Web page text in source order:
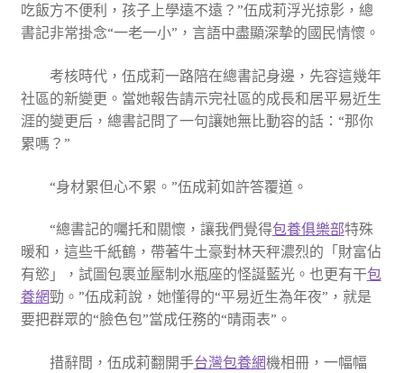
吃飯方不便利，孩子上學遠不遠？”伍成莉浮光掠影，總
書記非常掛念“一老一小”，言語中盡顯深摯的國民情懷。
考核時代，伍成莉一路陪在總書記身邊，先容這幾年
社區的新變更。當她報告請示完社區的成長和居平易近生
涯的變更后，總書記問了一句讓她無比動容的話：“那你
累嗎？”
“身材累但心不累。”伍成莉如許答覆道。
“總書記的囑托和關懷，讓我們覺得包養俱樂部特殊
暖和，這些千紙鶴，帶著牛土豪對林天秤濃烈的「財富佔
有慾」，試圖包裹並壓制水瓶座的怪誕藍光。也更有干包
養網勁。”伍成莉說，她懂得的“平易近生為年夜”，就是
要把群眾的“臉色包”當成任務的“晴雨表”。
措辭間，伍成莉翻開手台灣包養網機相冊，一幅幅